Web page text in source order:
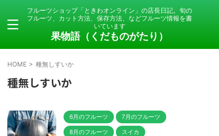
フルーツショップ「ときわオンライン」の店長日記。旬の
フルーツ、カット方法、保存方法、などフルーツ情報を書
いています
果物語（くだものがたり）
HOME > 種無しすいか
種無しすいか
6月のフルーツ 7月のフルーツ
8月のフルーツ スイカ